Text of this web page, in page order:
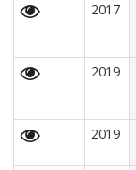
2017
2019
2019